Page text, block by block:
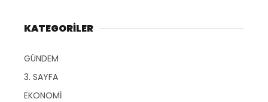
KATEGORİLER
GÜNDEM
3. SAYFA
EKONOMİ